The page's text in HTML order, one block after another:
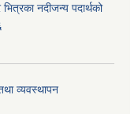
भित्रका नदीजन्य पदार्थको
व्यवस्थापन